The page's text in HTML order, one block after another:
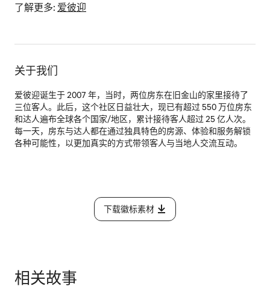
了解更多: 爱彼迎
关于我们
爱彼迎诞生于 2007 年，当时，两位房东在旧金山的家里接待了
三位客人。此后，这个社区日益壮大，现已有超过 550 万位房东
和达人遍布全球各个国家/地区，累计接待客人超过 25 亿人次。
每一天，房东与达人都在通过独具特色的房源、体验和服务解锁
各种可能性，以更加真实的方式带领客人与当地人交流互动。
下载徽标素材
相关故事